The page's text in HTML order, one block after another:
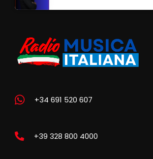
+34 691 520 607
+39 328 800 4000